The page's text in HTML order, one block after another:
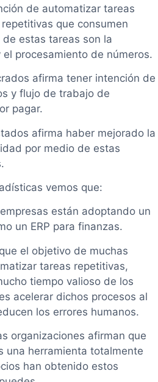
de automatizar tareas
que consumen
estas tareas son la
procesamiento de números.
afirma tener intención de
y flujo de trabajo de
pagar.
afirma haber mejorado la
por medio de estas
vemos que:
están adoptando un
un ERP para finanzas.
el objetivo de muchas
tareas repetitivas,
tiempo valioso de los
acelerar dichos procesos al
los errores humanos.
organizaciones afirman que
una herramienta totalmente
han obtenido estos